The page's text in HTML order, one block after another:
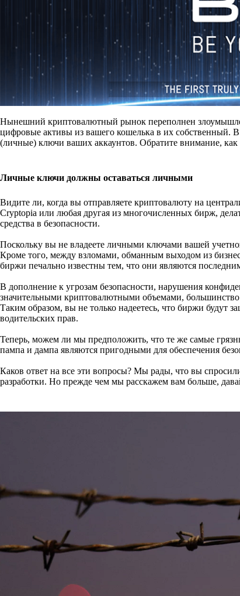
Нынешний криптовалютный рынок переполнен
цифровые активы из вашего кошелька в их собственный.
(личные) ключи ваших аккаунтов. Обратите внимание, как
Личные ключи должны оставаться личными
Видите ли, когда вы отправляете криптовалюту на
Cryptopia или любая другая из многочисленных бирж,
средства в безопасности.
Поскольку вы не владеете личными ключами вашей
Кроме того, между взломами, обманным выходом из
биржи печально известны тем, что они являются
В дополнение к угрозам безопасности, нарушения
значительными криптовалютными объемами,
Таким образом, вы не только надеетесь, что биржи будут
водительских прав.
Теперь, можем ли мы предположить, что те же самые
пампа и дампа являются пригодными для обеспечения
Каков ответ на все эти вопросы? Мы рады, что вы
разработки. Но прежде чем мы расскажем вам больше,